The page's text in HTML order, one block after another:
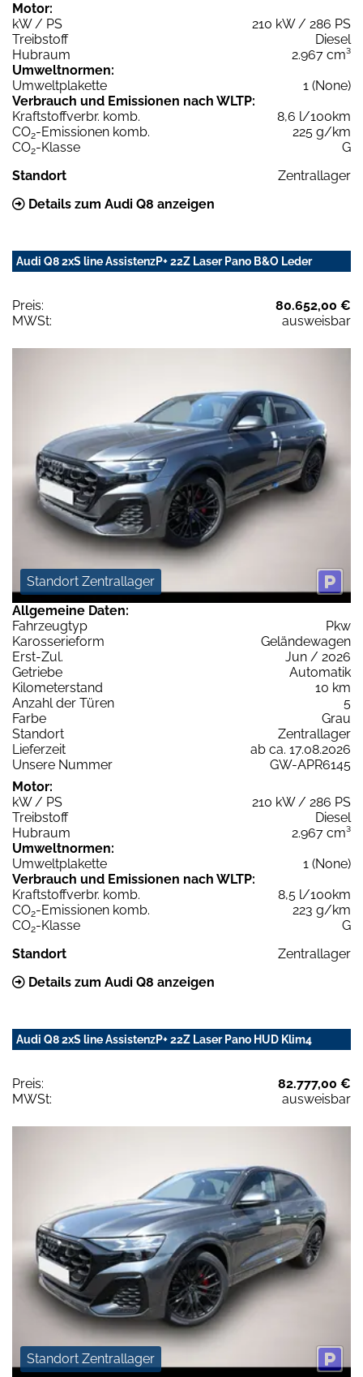
Motor:
kW / PS
210 kW / 286 PS
Treibstoff
Diesel
Hubraum
2.967 cm³
Umweltnormen:
Umweltplakette
1 (None)
Verbrauch und Emissionen nach WLTP:
Kraftstoffverbr. komb.
8,6 l/100km
CO2-Emissionen komb.
225 g/km
CO2-Klasse
G
Standort
Zentrallager
Details zum Audi Q8 anzeigen
Audi Q8 2xS line AssistenzP+ 22Z Laser Pano B&O Leder
Preis:
80.652,00 €
MWSt:
ausweisbar
Standort Zentrallager
Allgemeine Daten:
Fahrzeugtyp
Pkw
Karosserieform
Geländewagen
Erst-Zul.
Jun / 2026
Getriebe
Automatik
Kilometerstand
10 km
Anzahl der Türen
5
Farbe
Grau
Standort
Zentrallager
Lieferzeit
ab ca. 17.08.2026
Unsere Nummer
GW-APR6145
Motor:
kW / PS
210 kW / 286 PS
Treibstoff
Diesel
Hubraum
2.967 cm³
Umweltnormen:
Umweltplakette
1 (None)
Verbrauch und Emissionen nach WLTP:
Kraftstoffverbr. komb.
8,5 l/100km
CO2-Emissionen komb.
223 g/km
CO2-Klasse
G
Standort
Zentrallager
Details zum Audi Q8 anzeigen
Audi Q8 2xS line AssistenzP+ 22Z Laser Pano HUD Klim4
Preis:
82.777,00 €
MWSt:
ausweisbar
Standort Zentrallager